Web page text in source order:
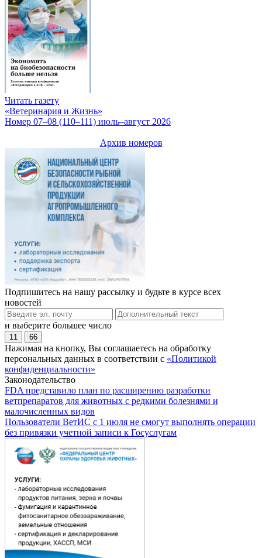
Читать газету
«Ветеринария и Жизнь»
Номер 07–08 (110–111) июль–август 2026
Архив номеров
Подпишитесь на нашу рассылку и будьте в курсе всех
новостей
и выберите большее число
11 66
Нажимая на кнопку, Вы соглашаетесь на обработку
персональных данных в соответствии с «Политикой
конфиденциальности»
Законодательство
FDA представило план по расширению разработки
ветпрепаратов для животных с редкими болезнями и
малочисленных видов
Пользователи ВетИС с 1 июля не смогут выполнять операции
без привязки учетной записи к Госуслугам